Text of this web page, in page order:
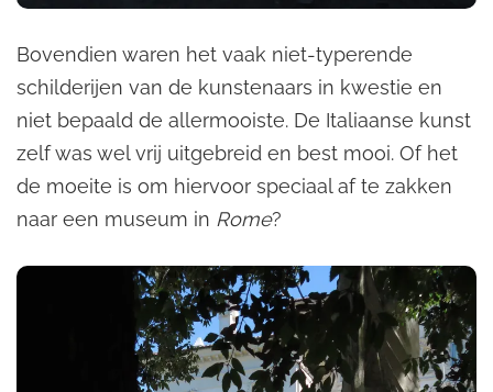
Bovendien waren het vaak niet-typerende
schilderijen van de kunstenaars in kwestie en
niet bepaald de allermooiste. De Italiaanse kunst
zelf was wel vrij uitgebreid en best mooi. Of het
de moeite is om hiervoor speciaal af te zakken
naar een museum in Rome?